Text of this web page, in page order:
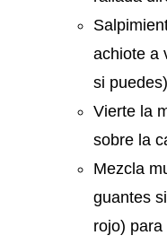
achiote a
si
Vierte la
sobre la
Mezcla
guantes
rojo)